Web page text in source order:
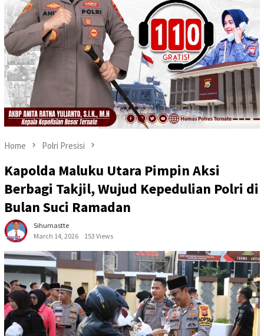
Home Polri Presisi
Kapolda Maluku Utara Pimpin Aksi
Berbagi Takjil, Wujud Kepedulian Polri di
Bulan Suci Ramadan
Sihumastte
March 14, 2026
153 Views